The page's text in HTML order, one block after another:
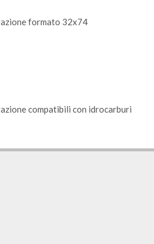
formato 32x74
compatibili con idrocarburi